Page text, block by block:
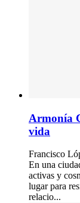
Armonía
vida
Francisco
En una
activas y
lugar para
relacio...